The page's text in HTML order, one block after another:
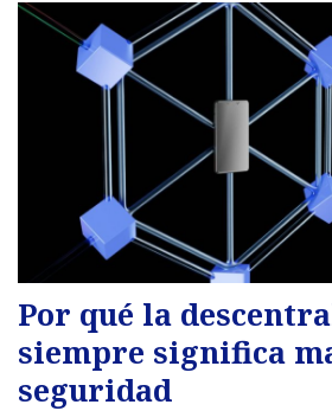
Por qué la
siempre significa
seguridad